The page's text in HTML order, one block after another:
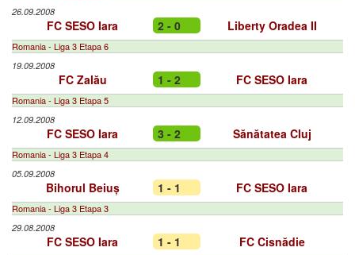
26.09.2008
FC SESO Iara 2 - 0 Liberty Oradea II
Romania - Liga 3 Etapa 6
19.09.2008
FC Zalău 1 - 2 FC SESO Iara
Romania - Liga 3 Etapa 5
12.09.2008
FC SESO Iara 3 - 2 Sănătatea Cluj
Romania - Liga 3 Etapa 4
05.09.2008
Bihorul Beiuș 1 - 1 FC SESO Iara
Romania - Liga 3 Etapa 3
29.08.2008
FC SESO Iara 1 - 1 FC Cisnădie